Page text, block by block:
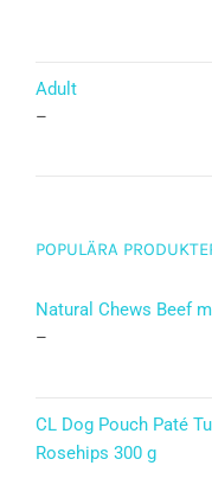
Adult
–
POPULÄRA
Natural Chews Beef
–
CL Dog Pouch Paté
Rosehips 300 g